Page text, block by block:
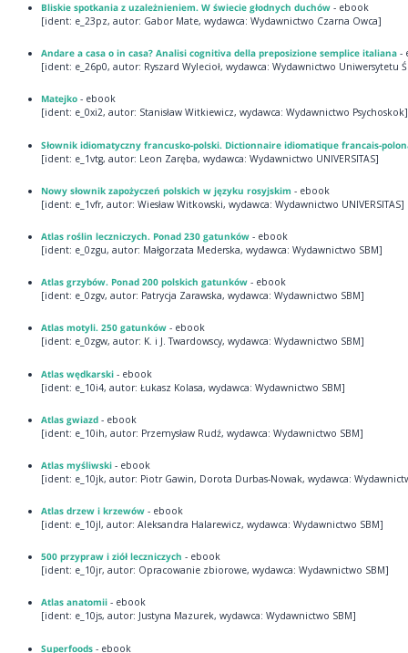
Bliskie spotkania z uzależnieniem. W świecie głodnych duchów- ebook
[ident: e_23pz, autor: Gabor Mate, wydawca: Wydawnictwo Czarna Owca]
Andare a casa o in casa? Analisi cognitiva della preposizione semplice italiana-
[ident: e_26p0, autor: Ryszard Wylecioł, wydawca: Wydawnictwo Uniwersytetu
Matejko - ebook
[ident: e_0xi2, autor: Stanisław Witkiewicz, wydawca: Wydawnictwo Psychoskok]
Słownik idiomatyczny francusko-polski. Dictionnaire idiomatique francais-
[ident: e_1vtg, autor: Leon Zaręba, wydawca: Wydawnictwo UNIVERSITAS]
Nowy słownik zapożyczeń polskich w języku rosyjskim - ebook
[ident: e_1vfr, autor: Wiesław Witkowski, wydawca: Wydawnictwo UNIVERSITAS]
Atlas roślin leczniczych. Ponad 230 gatunków- ebook
[ident: e_0zgu, autor: Małgorzata Mederska, wydawca: Wydawnictwo SBM]
Atlas grzybów. Ponad 200 polskich gatunków- ebook
[ident: e_0zgv, autor: Patrycja Zarawska, wydawca: Wydawnictwo SBM]
Atlas motyli. 250 gatunków - ebook
[ident: e_0zgw, autor: K. i J. Twardowscy, wydawca: Wydawnictwo SBM]
Atlas wędkarski- ebook
[ident: e_10i4, autor: Łukasz Kolasa, wydawca: Wydawnictwo SBM]
Atlas gwiazd- ebook
[ident: e_10ih, autor: Przemysław Rudź, wydawca: Wydawnictwo SBM]
Atlas myśliwski- ebook
[ident: e_10jk, autor: Piotr Gawin, Dorota Durbas-Nowak, wydawca:
Atlas drzew i krzewów- ebook
[ident: e_10jl, autor: Aleksandra Halarewicz, wydawca: Wydawnictwo SBM]
500 przypraw i ziół leczniczych - ebook
[ident: e_10jr, autor: Opracowanie zbiorowe, wydawca: Wydawnictwo SBM]
Atlas anatomii- ebook
[ident: e_10js, autor: Justyna Mazurek, wydawca: Wydawnictwo SBM]
Superfoods- ebook